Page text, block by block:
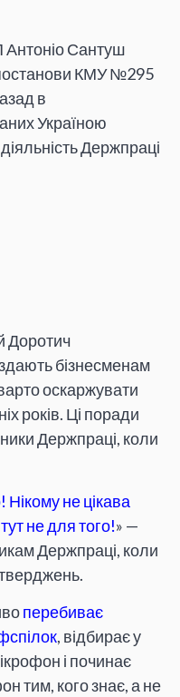
Сантуш
КМУ №295
в
Україною
Держпраці
Доротич
бізнесменам
оскаржувати
років. Ці поради
Держпраці, коли
не цікава
не для того!» —
Держпраці, коли
перебиває
, відбирає у
і починає
тим, кого знає, а не